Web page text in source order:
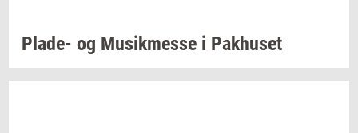
Plade-​ og Mu­sik­mes­se i Pak­hu­set